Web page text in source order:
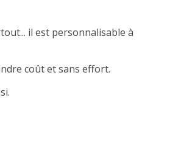
il est personnalisable à
coût et sans effort.